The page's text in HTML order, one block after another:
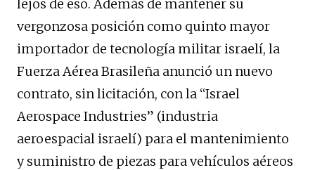
lejos de eso. Además de mantener su
vergonzosa posición como quinto mayor
importador de tecnología militar israelí, la
Fuerza Aérea Brasileña anunció un nuevo
contrato, sin licitación, con la “Israel
Aerospace Industries” (industria
aeroespacial israelí) para el mantenimiento
y suministro de piezas para vehículos aéreos